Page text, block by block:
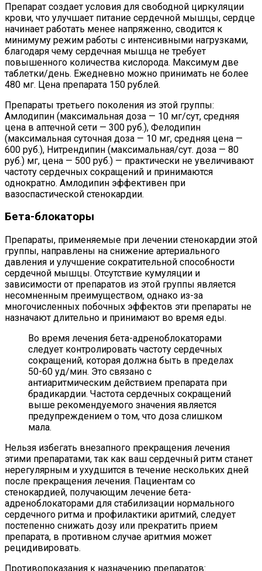
Препарат создает условия для свободной циркуляции
крови, что улучшает питание сердечной мышцы, сердце
начинает работать менее напряженно, сводится к
минимуму режим работы с интенсивными нагрузками,
благодаря чему сердечная мышца не требует
повышенного количества кислорода. Максимум две
таблетки/день. Ежедневно можно принимать не более
480 мг. Цена препарата 150 рублей.
Препараты третьего поколения из этой группы:
Амлодипин (максимальная доза — 10 мг/сут, средняя
цена в аптечной сети — 300 руб.), Фелодипин
(максимальная суточная доза — 10 мг, средняя цена —
600 руб.), Нитрендипин (максимальная/сут. доза — 80
руб.) мг, цена — 500 руб.) — практически не увеличивают
частоту сердечных сокращений и принимаются
однократно. Амлодипин эффективен при
вазоспастической стенокардии.
Бета-блокаторы
Препараты, применяемые при лечении стенокардии этой
группы, направлены на снижение артериального
давления и улучшение сократительной способности
сердечной мышцы. Отсутствие кумуляции и
зависимости от препаратов из этой группы является
несомненным преимуществом, однако из-за
многочисленных побочных эффектов эти препараты не
назначают длительно и принимают во время еды.
Во время лечения бета-адреноблокаторами
следует контролировать частоту сердечных
сокращений, которая должна быть в пределах
50-60 уд/мин. Это связано с
антиаритмическим действием препарата при
брадикардии. Частота сердечных сокращений
выше рекомендуемого значения является
предупреждением о том, что доза слишком
мала.
Нельзя избегать внезапного прекращения лечения
этими препаратами, так как ваш сердечный ритм станет
нерегулярным и ухудшится в течение нескольких дней
после прекращения лечения. Пациентам со
стенокардией, получающим лечение бета-
адреноблокаторами для стабилизации нормального
сердечного ритма и профилактики аритмий, следует
постепенно снижать дозу или прекратить прием
препарата, в противном случае аритмия может
рецидивировать.
Противопоказания к назначению препаратов: